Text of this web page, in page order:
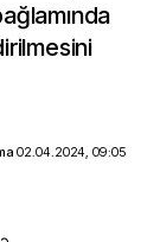
02.04.2024, 09:05